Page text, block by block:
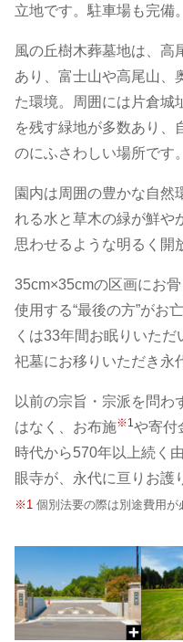
立地です。駐車場も完備
風の丘樹木葬墓地は、高
あり、富士山や高尾山、
た環境。周囲には片倉城
を残す緑地が多数あり、
のにふさわしい場所です。
園内は周囲の豊かな自然
れる水と草木の緑が鮮や
思わせるような明るく開
35cm×35cmの区画にお
使用する“最後の方”がお
くは33年間お眠りいた
祀墓にお移りいただき永
以前の宗旨・宗派を問わ
はなく、お布施※1 や寄付
時代から570年以上続く
眼寺が、永代に亘りお護
※1 個別法要の際は別途費用が